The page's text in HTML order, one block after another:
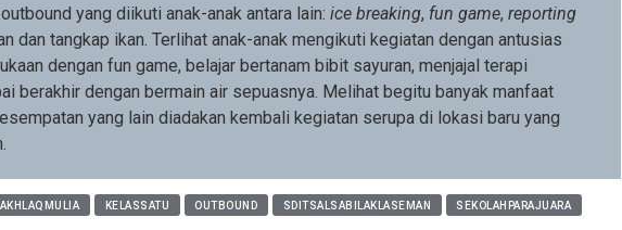
yang diikuti anak-anak antara lain:ice breaking, fun game,reporting
dan tangkap ikan. Terlihat anak-anak mengikuti kegiatan dengan antusias
dengan fun game, belajar bertanam bibit sayuran, menjajal terapi
berakhir dengan bermain air sepuasnya. Melihat begitu banyak manfaat
yang lain diadakan kembali kegiatan serupa di lokasi baru yang
KELASSATU OUTBOUND SDITSALSABILAKLASEMAN SEKOLAHPARAJUARA